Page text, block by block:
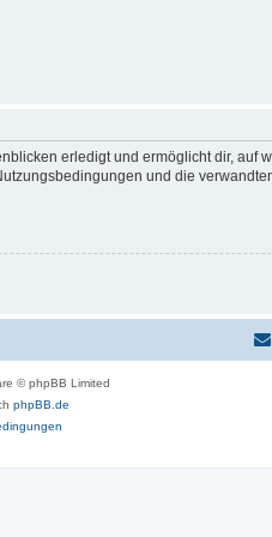
erledigt und ermöglicht dir, auf
und die
© phpBB Limited
phpBB.de